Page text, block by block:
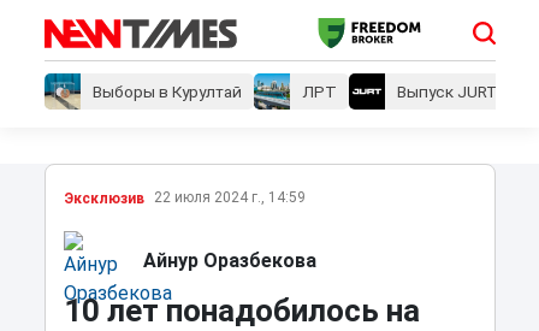
Выборы в Курултай ЛРТ Выпуск JURT
Эксклюзив 22 июля 2024 г., 14:59
Айнур Оразбекова
10 лет понадобилось на